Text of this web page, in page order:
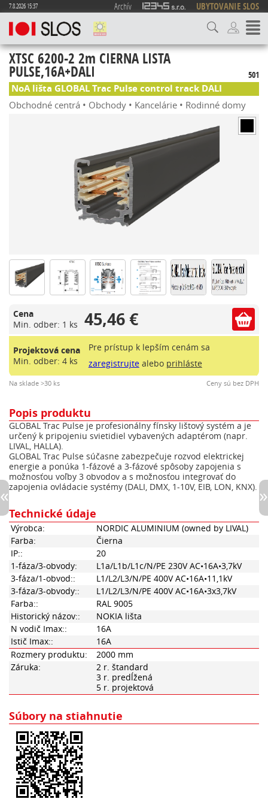
7.8.2026 15:37 Archív UBYTOVANIE SLOS
XTSC 6200-2 2m CIERNA LISTA
PULSE,16A+DALI 501
NoA lišta GLOBAL Trac Pulse control track DALI
Obchodné centrá • Obchody • Kancelárie • Rodinné domy
Cena
Min. odber: 1 ks
45,46 €
Projektová cena
Min. odber: 4 ks
Pre prístup k lepším cenám sa
zaregistrujtealebo prihláste
Na sklade >30 ks Ceny sú bez DPH
Popis produktu
GLOBAL Trac Pulse je profesionálny fínsky lištový systém a je
určený k pripojeniu svietidiel vybavených adaptérom (napr.
LIVAL, HALLA).
GLOBAL Trac Pulse súčasne zabezpečuje rozvod elektrickej
energie a ponúka 1-fázové a 3-fázové spôsoby zapojenia s
možnosťou voľby 3 obvodov a s možnosťou integrovať do
zapojenia ovládacie systémy (DALI, DMX, 1-10V, EIB, LON, KNX).
Technické údaje
Výrobca:
NORDIC ALUMINIUM (owned by LIVAL)
Farba:
Čierna
IP::
20
1-fáza/3-obvody:
L1a/L1b/L1c/N/PE 230V AC•16A•3,7kV
3-fáza/1-obvod::
L1/L2/L3/N/PE 400V AC•16A•11,1kV
3-fáza/3-obvody::
L1/L2/L3/N/PE 400V AC•16A•3x3,7kV
Farba::
RAL 9005
Historický názov::
NOKIA lišta
N vodič Imax::
16A
Istič Imax::
16A
Rozmery produktu:
2000 mm
Záruka:
2 r. štandard
3 r. predĺžená
5 r. projektová
Súbory na stiahnutie